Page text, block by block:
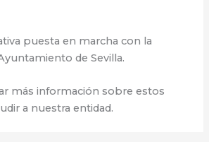
puesta en marcha con la
de Sevilla.
más información sobre estos
a nuestra entidad.